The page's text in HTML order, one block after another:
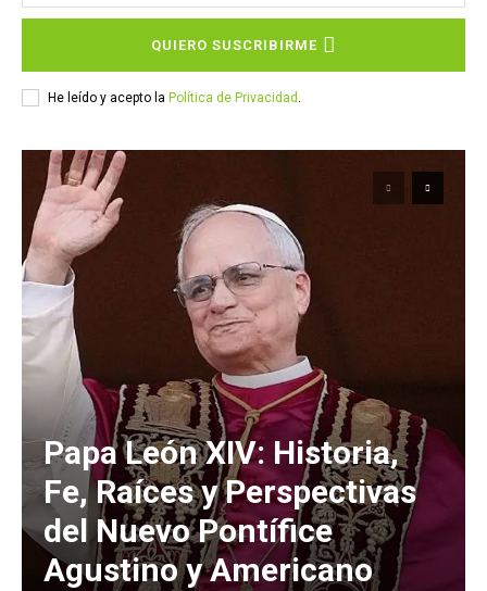
QUIERO SUSCRIBIRME
He leído y acepto la Política de Privacidad
Papa León XIV: Historia,
Fe, Raíces y Perspectivas
del Nuevo Pontífice
Agustino y Americano